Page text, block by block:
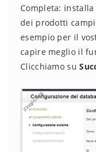
Completa:
dei prodotti
esempio per il
capire meglio il
Clicchiamo su